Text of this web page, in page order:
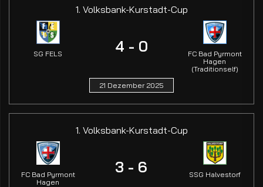
1. Volksbank-Kurstadt-Cup
SG FELS 4 - 0
FC Bad Pyrmont
Hagen
(Traditionself)
21 Dezember 2025
1. Volksbank-Kurstadt-Cup
FC Bad Pyrmont
Hagen
3 - 6 SSG Halvestorf